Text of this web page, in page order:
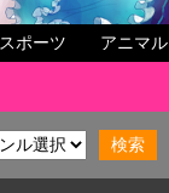
スポーツ アニマル